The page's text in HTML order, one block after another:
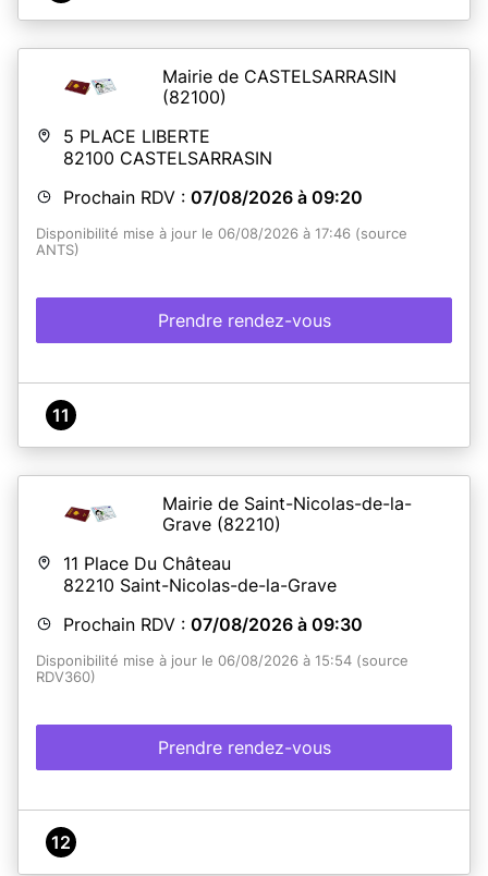
Mairie de CASTELSARRASIN
(82100)
5 PLACE LIBERTE
82100 CASTELSARRASIN
Prochain RDV : 07/08/2026 à 09:20
Disponibilité mise à jour le 06/08/2026 à 17:46 (source
ANTS)
Prendre rendez-vous
11
Mairie de Saint-Nicolas-de-la-
Grave (82210)
11 Place Du Château
82210 Saint-Nicolas-de-la-Grave
Prochain RDV : 07/08/2026 à 09:30
Disponibilité mise à jour le 06/08/2026 à 15:54 (source
RDV360)
Prendre rendez-vous
12